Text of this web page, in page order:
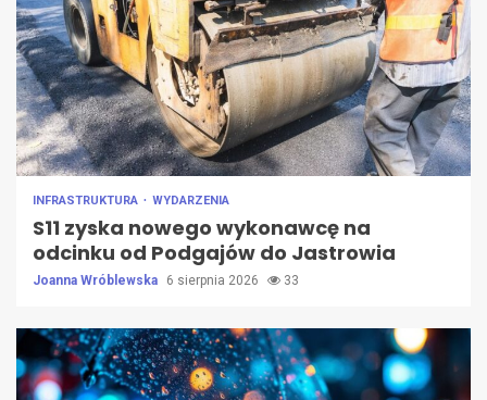
INFRASTRUKTURA WYDARZENIA
S11 zyska nowego wykonawcę na
odcinku od Podgajów do Jastrowia
Joanna Wróblewska 6 sierpnia 2026 33